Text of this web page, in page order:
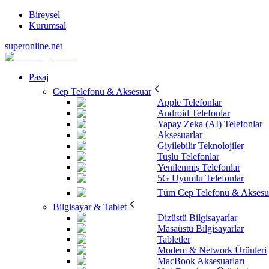
Bireysel
Kurumsal
superonline.net
Pasaj
Cep Telefonu & Aksesuar
Apple Telefonlar
Android Telefonlar
Yapay Zeka (AI) Telefonlar
Aksesuarlar
Giyilebilir Teknolojiler
Tuşlu Telefonlar
Yenilenmiş Telefonlar
5G Uyumlu Telefonlar
Tüm Cep Telefonu &
Bilgisayar & Tablet
Dizüstü Bilgisayarlar
Masaüstü Bilgisayarlar
Tabletler
Modem & Network Ürünleri
MacBook Aksesuarları